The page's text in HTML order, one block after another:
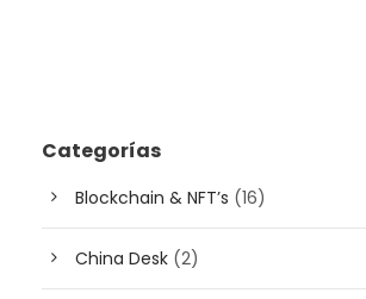
Categorías
Blockchain & NFT’s (16)
China Desk (2)